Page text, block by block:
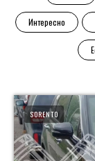
Интересно
SORENTO